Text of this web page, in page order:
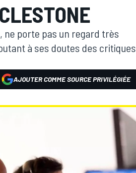
ne porte pas un regard très
à ses doutes des critiques
AJOUTER COMME SOURCE PRIVILÉGIÉE